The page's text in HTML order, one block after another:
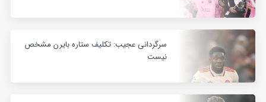
سرگردانی عجیب: تکلیف ستاره بایرن مشخص
نیست